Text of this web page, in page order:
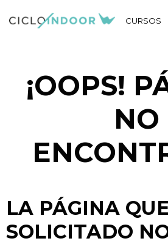
CURSOS
¡OOPS!
NO
LA PÁGINA
SOLICITADO